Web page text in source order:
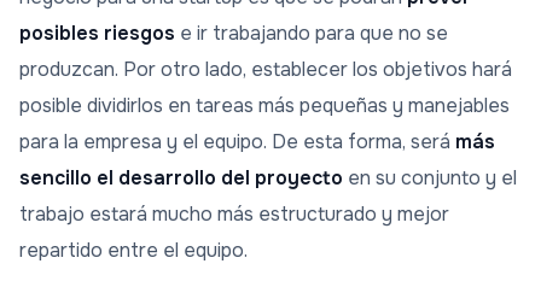
posibles riesgos e ir trabajando para que no se
produzcan. Por otro lado, establecer los objetivos hará
posible dividirlos en tareas más pequeñas y manejables
para la empresa y el equipo. De esta forma, será más
sencillo el desarrollo del proyecto en su conjunto y el
trabajo estará mucho más estructurado y mejor
repartido entre el equipo.